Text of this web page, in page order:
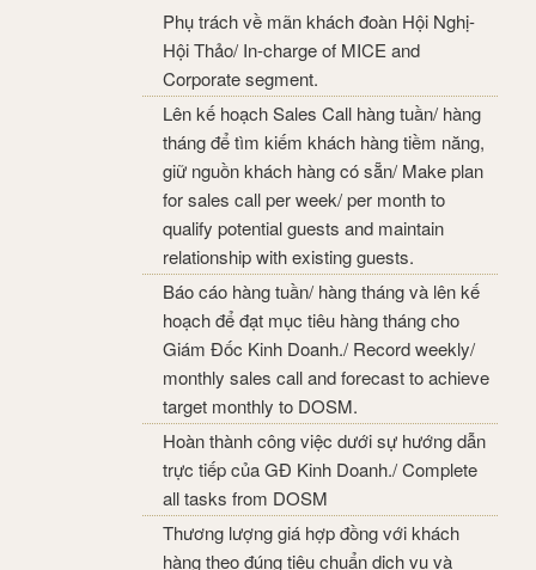
Phụ trách về mãn khách đoàn Hội Nghị-
Hội Thảo/ In-charge of MICE and
Corporate segment.
Lên kế hoạch Sales Call hàng tuần/ hàng
tháng để tìm kiếm khách hàng tiềm năng,
giữ nguồn khách hàng có sẵn/ Make plan
for sales call per week/ per month to
qualify potential guests and maintain
relationship with existing guests.
Báo cáo hàng tuần/ hàng tháng và lên kế
hoạch để đạt mục tiêu hàng tháng cho
Giám Đốc Kinh Doanh./ Record weekly/
monthly sales call and forecast to achieve
target monthly to DOSM.
Hoàn thành công việc dưới sự hướng dẫn
trực tiếp của GĐ Kinh Doanh./ Complete
all tasks from DOSM
Thương lượng giá hợp đồng với khách
hàng theo đúng tiêu chuẩn dịch vụ và